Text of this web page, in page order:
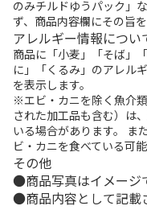
のみチルドゆうパック」
ず、商品内容欄にその旨
アレルギー情報につい
商品に「小麦」「そば」
に」「くるみ」のアレル
を表示します。
※エビ・カニを除く魚介
された加工品も含む）は
いる場合があります。 ま
ビ・カニを食べている可
その他
商品写真はイメージ
商品内容として記